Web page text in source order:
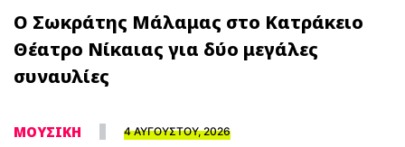
Ο Σωκράτης Μάλαμας στο Κατράκειο
Θέατρο Νίκαιας για δύο μεγάλες
συναυλίες
ΜΟΥΣΙΚΗ 4 ΑΥΓΟΥΣΤΟΥ, 2026